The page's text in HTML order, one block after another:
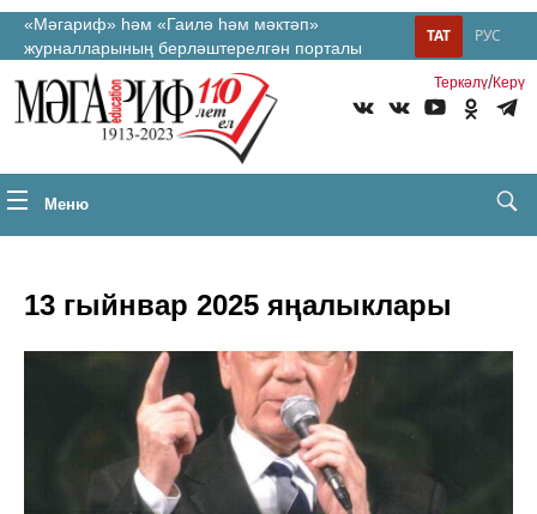
«Мәгариф» һәм «Гаилә һәм мәктәп»
журналларының берләштерелгән порталы
РУС
ТАТ
Теркəлү/Керү
Меню
13 гыйнвар 2025 яңалыклары